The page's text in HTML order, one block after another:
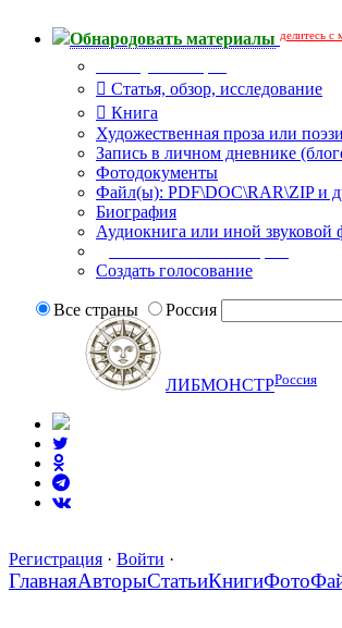
Обнародовать материалы делитесь с
Статья, обзор, исследование
Книга
Художественная проза или
Запись в личном дневнике
Фотодокументы
Файл(ы): PDF\DOC\RAR\ZIP и
Биография
Аудиокнига или иной звуковой
Создать голосование
Все страны Россия
ЛИБМОНСТРРоссия
Регистрация · Войти ·
ГлавнаяАвторыСтатьиКнигиФото